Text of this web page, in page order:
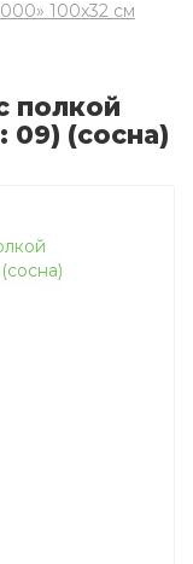
100х32 см
полкой
09) (сосна)